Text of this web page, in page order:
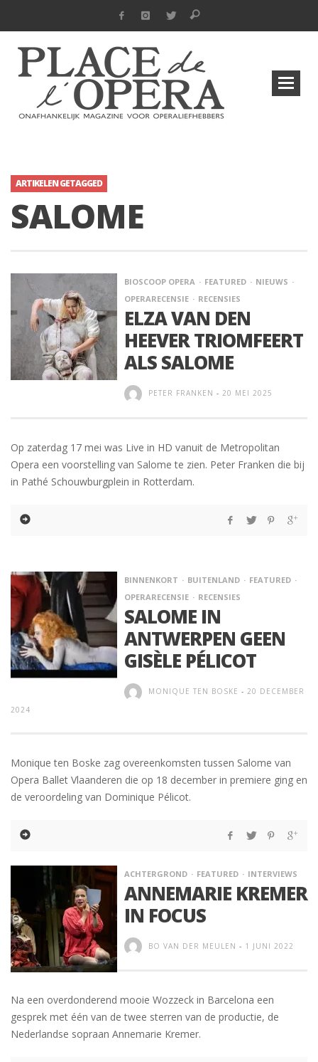
ARTIKELEN GETAGGED
SALOME
BIOSCOOP OPERA FEATURED
NIEUWS
OPERARECENSIE
RECENSIES
ELZA VAN DEN
HEEVER TRIOMFEERT
ALS SALOME
PETER FRANKEN - 20 MEI 2025
Op zaterdag 17 mei was Live in HD vanuit de Metropolitan
Opera een voorstelling van Salome te zien. Peter Franken die bij
in Pathé Schouwburgplein in Rotterdam.
BINNENKORT BUITENLAND
FEATURED
OPERARECENSIE
RECENSIES
SALOME IN
ANTWERPEN GEEN
GISÈLE PÉLICOT
MONIQUE TEN BOSKE - 20 DECEMBER
2024
Monique ten Boske zag overeenkomsten tussen Salome van
Opera Ballet Vlaanderen die op 18 december in premiere ging en
de veroordeling van Dominique Pélicot.
ACHTERGROND FEATURED INTERVIEWS
ANNEMARIE KREMER
IN FOCUS
BO VAN DER MEULEN - 1 JUNI 2022
Na een overdonderend mooie Wozzeck in Barcelona een
gesprek met één van de twee sterren van de productie, de
Nederlandse sopraan Annemarie Kremer.